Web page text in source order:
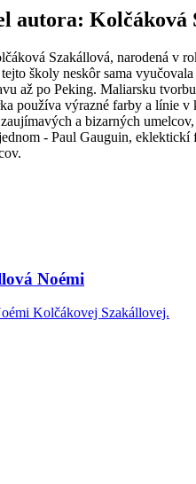
autora: Kolčáková
Szakállová, narodená v
školy neskôr sama
až po Peking. Maliarsku
používa výrazné farby a línie
a bizarných
- Paul Gauguin,
Noémi
Kolčákovej Szakállovej.